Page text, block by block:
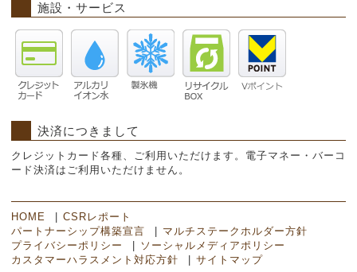
施設・サービス
決済につきまして
クレジットカード各種、ご利用いただけます。電子マネー・バーコ
ード決済はご利用いただけません。
HOME
CSRレポート
パートナーシップ構築宣言
マルチステークホルダー方針
プライバシーポリシー
ソーシャルメディアポリシー
カスタマーハラスメント対応方針
サイトマップ